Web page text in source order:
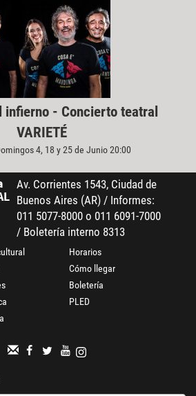
infierno - Concierto teatral
VARIETÉ
4, 18 y 25 de Junio 20:00
Av. Corrientes 1543, Ciudad de
Buenos Aires (AR) / Informes:
011 5077-8000 o 011 6091-7000
/ Boletería interno 8313
Horarios
Cómo llegar
Boletería
PLED